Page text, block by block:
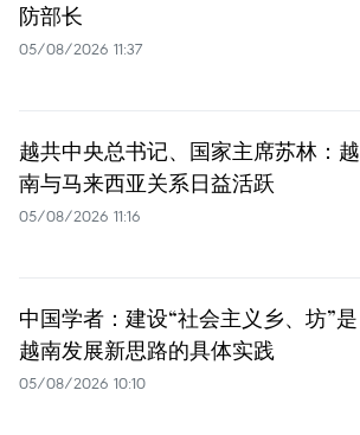
防部长
05/08/2026 11:37
越共中央总书记、国家主席苏林：越
南与马来西亚关系日益活跃
05/08/2026 11:16
中国学者：建设“社会主义乡、坊”是
越南发展新思路的具体实践
05/08/2026 10:10